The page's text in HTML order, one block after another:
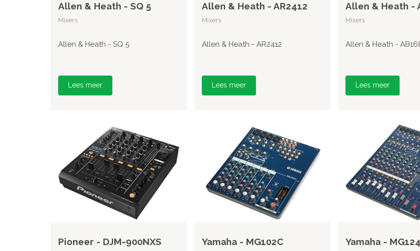
Allen & Heath - SQ 5
Mixers
Allen & Heath - SQ 5
Lees meer
Allen & Heath - AR2412
Mixers
Allen & Heath - AR2412
Lees meer
Allen & Heath -
Mixers
Allen & Heath -
Lees meer
Pioneer - DJM-900NXS Yamaha - MG102C Yamaha -